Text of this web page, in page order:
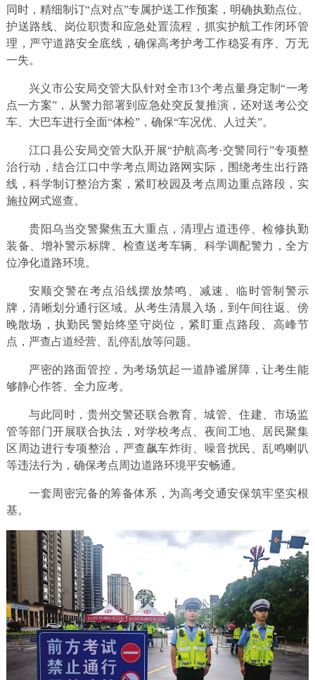
同时，精细制订“点对点”专属护送工作预案，明确执勤点位、
护送路线、岗位职责和应急处置流程，抓实护航工作闭环管
理，严守道路安全底线，确保高考护考工作稳妥有序、万无
一失。
兴义市公安局交管大队针对全市13个考点量身定制“一考
点一方案”，从警力部署到应急处突反复推演，还对送考公交
车、大巴车进行全面“体检”，确保“车况优、人过关”。
江口县公安局交管大队开展“护航高考·交警同行”专项整
治行动，结合江口中学考点周边路网实际，围绕考生出行路
线，科学制订整治方案，紧盯校园及考点周边重点路段，实
施拉网式巡查。
贵阳乌当交警聚焦五大重点，清理占道违停、检修执勤
装备、增补警示标牌、检查送考车辆、科学调配警力，全方
位净化道路环境。
安顺交警在考点沿线摆放禁鸣、减速、临时管制警示
牌，清晰划分通行区域。从考生清晨入场，到午间往返、傍
晚散场，执勤民警始终坚守岗位，紧盯重点路段、高峰节
点，严查占道经营、乱停乱放等问题。
严密的路面管控，为考场筑起一道静谧屏障，让考生能
够静心作答、全力应考。
与此同时，贵州交警还联合教育、城管、住建、市场监
管等部门开展联合执法，对学校考点、夜间工地、居民聚集
区周边进行专项整治，严查飙车炸街、噪音扰民、乱鸣喇叭
等违法行为，确保考点周边道路环境平安畅通。
一套周密完备的筹备体系，为高考交通安保筑牢坚实根
基。